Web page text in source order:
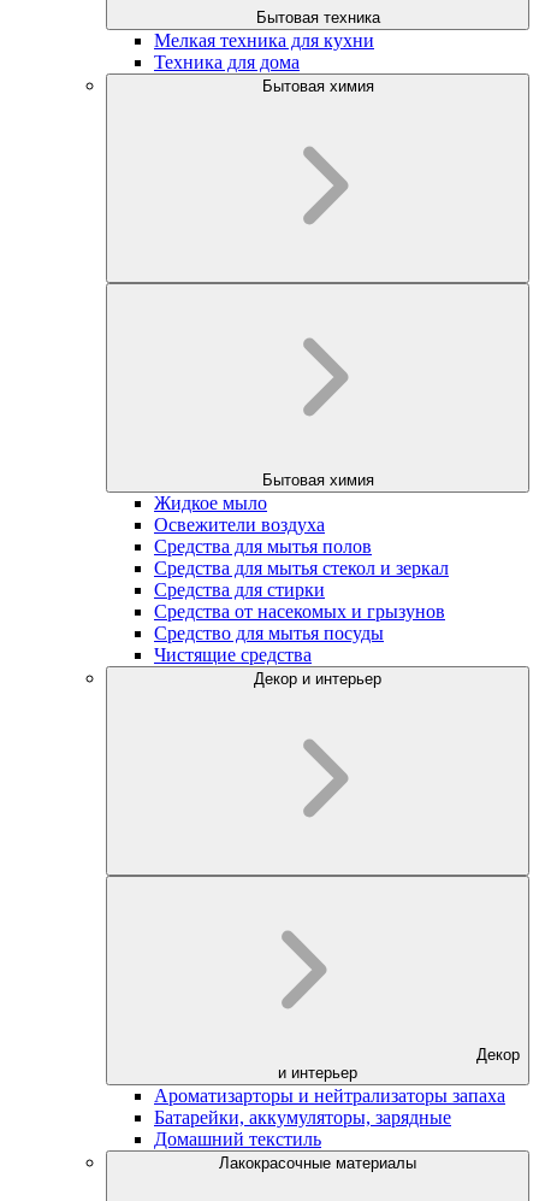
Бытовая техника
Мелкая техника для кухни
Техника для дома
Бытовая химия
Бытовая химия
Жидкое мыло
Освежители воздуха
Средства для мытья полов
Средства для мытья стекол и зеркал
Средства для стирки
Средства от насекомых и грызунов
Средство для мытья посуды
Чистящие средства
Декор и интерьер
Декор
и интерьер
Ароматизарторы и нейтрализаторы запаха
Батарейки, аккумуляторы, зарядные
Домашний текстиль
Лакокрасочные материалы